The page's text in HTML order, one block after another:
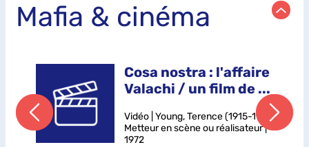
Mafia & cinéma
Cosa nostra : l'affaire
Valachi / un film de ...
Vidéo | Young, Terence (1915-1994).
Metteur en scène ou réalisateur |
1972